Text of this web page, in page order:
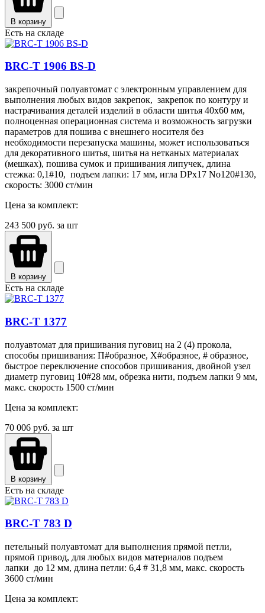
В корзину
Есть на складе
BRC-T 1906 BS-D
закрепочный полуавтомат с электронным управлением для
выполнения любых видов закрепок, закрепок по контуру и
настрачивания деталей изделий в области шитья 40х60 мм,
полноценная операционная система и возможность загрузки
параметров для пошива с внешнего носителя без
необходимости перезапуска машины, может использоваться
для декоративного шитья, шитья на нетканых материалах
(мешках), пошива сумок и пришивания липучек, длина
стежка: 0,1#10, подъем лапки: 17 мм, игла DPx17 No120#130,
скорость: 3000 ст/мин
Цена за комплект:
243 500 руб. за шт
В корзину
Есть на складе
BRC-T 1377
полуавтомат для пришивания пуговиц на 2 (4) прокола,
способы пришивания: П#образное, Х#образное, # образное,
быстрое переключение способов пришивания, двойной узел
диаметр пуговиц 10#28 мм, обрезка нити, подъем лапки 9 мм,
макс. скорость 1500 ст/мин
Цена за комплект:
70 006 руб. за шт
В корзину
Есть на складе
BRC-T 783 D
петельный полуавтомат для выполнения прямой петли,
прямой привод, для любых видов материалов подъем
лапки до 12 мм, длина петли: 6,4 # 31,8 мм, макс. скорость
3600 ст/мин
Цена за комплект: